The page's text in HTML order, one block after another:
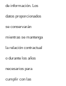
de información. Los
datos proporcionados
se conservarán
mientras se mantenga
la relación contractual
o durante los años
necesarios para
cumplir con las